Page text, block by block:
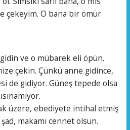
çekeyim. O bana bir ömür
ve o mübarek eli öpün.
çekin. Çünkü anne gidince,
de gidiyor. Güneş tepede olsa
üzere, ebediyete intihal etmiş
makamı cennet olsun.